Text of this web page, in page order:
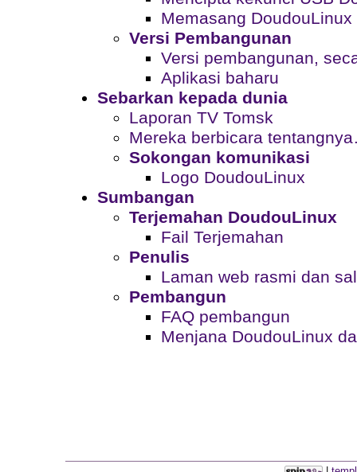
Memasang
Versi Pembangunan
Versi pembangunan,
Aplikasi baharu
Sebarkan kepada dunia
Laporan TV Tomsk
Mereka berbicara
Sokongan komunikasi
Logo DoudouLinux
Sumbangan
Terjemahan DoudouLinux
Fail Terjemahan
Penulis
Laman web rasmi dan
Pembangun
FAQ pembangun
Menjana DoudouLinux